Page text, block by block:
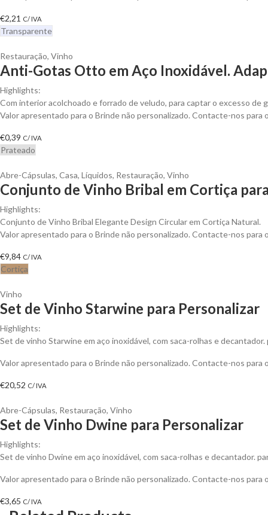
€2,21 C/ IVA
Transparente
Restauração, Vinho
Anti-Gotas Otto em Aço Inoxidável.
Highlights:
Com interior acolchoado e forrado de veludo, para captar o excesso de
Valor apresentado para o Brinde não personalizado. Contacte-nos
€0,39 C/ IVA
Prateado
Abre-Cápsulas, Casa, Líquidos, Restauração, Vinho
Conjunto de Vinho Bribal em Cortiça
Highlights:
Conjunto de Vinho Bribal Elegante Design Circular em Cortiça Natural.
Valor apresentado para o Brinde não personalizado. Contacte-nos
€9,84 C/ IVA
Cortiça
Vinho
Set de Vinho Starwine para Personalizar
Highlights:
Set de vinho Starwine em aço inoxidável, com saca-rolhas e
Valor apresentado para o Brinde não personalizado. Contacte-nos
€20,52 C/ IVA
Abre-Cápsulas, Restauração, Vinho
Set de Vinho Dwine para Personalizar
Highlights:
Set de vinho Dwine em aço inoxidável, com saca-rolhas e decantador.
Valor apresentado para o Brinde não personalizado. Contacte-nos
€3,65 C/ IVA